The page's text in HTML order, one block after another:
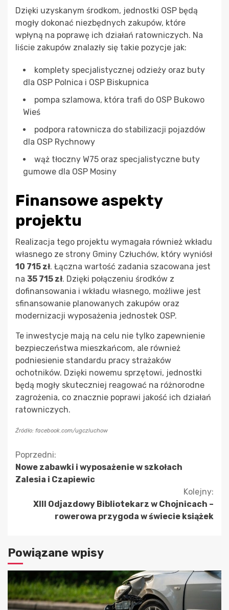
Dzięki uzyskanym środkom, jednostki OSP będą
mogły dokonać niezbędnych zakupów, które
wpłyną na poprawę ich działań ratowniczych. Na
liście zakupów znalazły się takie pozycje jak:
komplety specjalistycznej odzieży oraz buty
dla OSP Polnica i OSP Biskupnica
pompa szlamowa, która trafi do OSP Bukowo
Wieś
podpora ratownicza do stabilizacji pojazdów
dla OSP Rychnowy
wąż tłoczny W75 oraz specjalistyczne buty
gumowe dla OSP Mosiny
Finansowe aspekty
projektu
Realizacja tego projektu wymagała również wkładu
własnego ze strony Gminy Człuchów, który wyniósł
10 715 zł. Łączna wartość zadania szacowana jest
na 35 715 zł. Dzięki połączeniu środków z
dofinansowania i wkładu własnego, możliwe jest
sfinansowanie planowanych zakupów oraz
modernizacji wyposażenia jednostek OSP.
Te inwestycje mają na celu nie tylko zapewnienie
bezpieczeństwa mieszkańcom, ale również
podniesienie standardu pracy strażaków
ochotników. Dzięki nowemu sprzętowi, jednostki
będą mogły skuteczniej reagować na różnorodne
zagrożenia, co znacznie poprawi jakość ich działań
ratowniczych.
Źródło: facebook.com/ugczluchow
Kontynuuj
czytanie
Poprzedni:
Nowe zabawki i wyposażenie w szkołach
Zalesia i Czapiewic
Kolejny:
XIII Odjazdowy Bibliotekarz w Chojnicach –
rowerowa przygoda w świecie książek
Powiązane wpisy